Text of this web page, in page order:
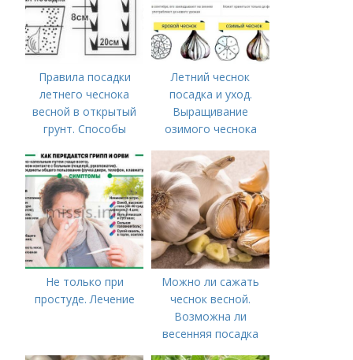
Правила посадки
летнего чеснока
весной в открытый
грунт. Способы
Летний чеснок
посадка и уход.
Выращивание
озимого чеснока
Не только при
простуде. Лечение
Можно ли сажать
чеснок весной.
Возможна ли
весенняя посадка